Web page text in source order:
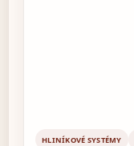
HLINÍKOVÉ SYSTÉMY